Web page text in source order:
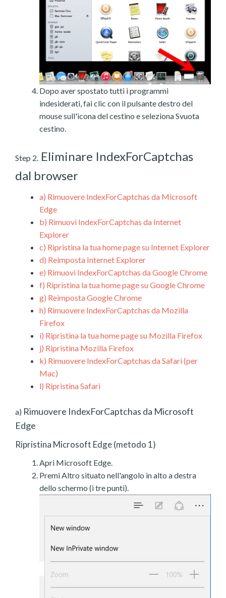
Dopo aver spostato tutti i programmi
indesiderati, fai clic con il pulsante destro del
mouse sull'icona del cestino e seleziona Svuota
cestino.
Step 2. Eliminare IndexForCaptchas
dal browser
a) Rimuovere IndexForCaptchas da Microsoft
Edge
b) Rimuovi IndexForCaptchas da Internet
Explorer
c) Ripristina la tua home page su Internet Explorer
d) Reimposta Internet Explorer
e) Rimuovi IndexForCaptchas da Google Chrome
f) Ripristina la tua home page su Google Chrome
g) Reimposta Google Chrome
h) Rimuovere IndexForCaptchas da Mozilla
Firefox
i) Ripristina la tua home page su Mozilla Firefox
j) Ripristina Mozilla Firefox
k) Rimuovere IndexForCaptchas da Safari (per
Mac)
l) Ripristina Safari
a) Rimuovere IndexForCaptchas da Microsoft
Edge
Ripristina Microsoft Edge (metodo 1)
Apri Microsoft Edge.
Premi Altro situato nell'angolo in alto a destra
dello schermo (i tre punti).